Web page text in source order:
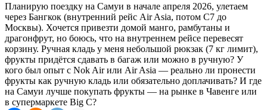
Планирую поездку на Самуи в начале апреля 2026, улетаем
через Бангкок (внутренний рейс Air Asia, потом С7 до
Москвы). Хочется привезти домой манго, рамбутаны и
драгонфрут, но боюсь, что на внутреннем рейсе перевесят
корзину. Ручная кладь у меня небольшой рюкзак (7 кг лимит),
фрукты придётся сдавать в багаж или можно в ручную? У
кого был опыт с Nok Air или Air Asia — реально ли пронести
фрукты как ручную кладь или обязательно доплачивать? И где
на Самуи лучше покупать фрукты — на рынке в Чавенге или
в супермаркете Big C?